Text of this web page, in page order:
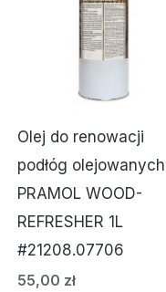
Olej do renowacji
podłóg
PRAMOL WOOD-
REFRESHER 1L
#21208.07706
55,00 zł